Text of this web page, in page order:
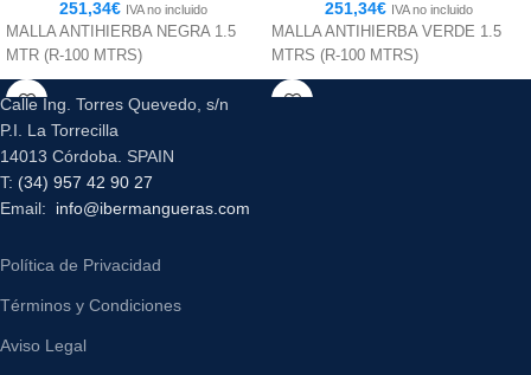
251,34€ IVA no incluido
MALLA ANTIHIERBA NEGRA 1.5
MTR (R-100 MTRS)
251,34€ IVA no incluido
MALLA ANTIHIERBA VERDE 1.5
MTRS (R-100 MTRS)
Calle Ing. Torres Quevedo, s/n
P.I. La Torrecilla
14013 Córdoba. SPAIN
T: (34) 957 42 90 27
Email: info@ibermangueras.com
Política de Privacidad
Términos y Condiciones
Aviso Legal